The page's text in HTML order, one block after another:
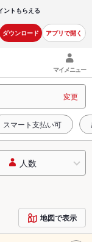
ントもらえる
ダウンロード アプリで開く
マイメニュー
変更
スマート支払い可
人数
地図で表示